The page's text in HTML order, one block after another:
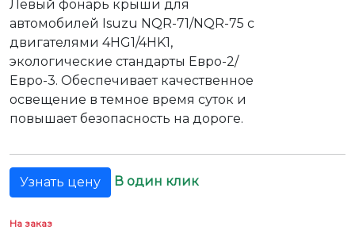
Левый фонарь крыши для
автомобилей Isuzu NQR-71/NQR-75 с
двигателями 4HG1/4HK1,
экологические стандарты Евро-2/
Евро-3. Обеспечивает качественное
освещение в темное время суток и
повышает безопасность на дороге.
Узнать цену В один клик
На заказ